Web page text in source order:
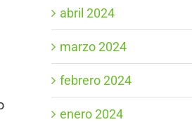
abril 2024
marzo 2024
febrero 2024
enero 2024